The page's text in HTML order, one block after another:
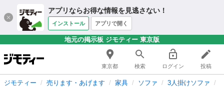
アプリならお得な情報を見逃さない！
インストール アプリで開く
地元の掲示板 ジモティー 東京版
東京都 検索 ログイン 投稿
ジモティー 売ります・あげます 家具 ソファ 3人掛けソファ